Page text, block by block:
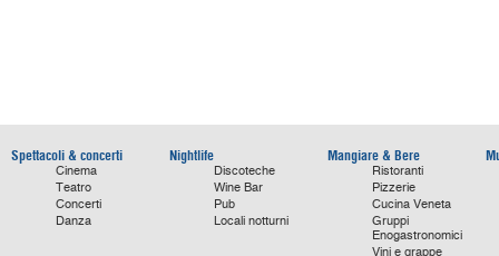
Spettacoli & concerti
Cinema
Teatro
Concerti
Danza
Nightlife
Discoteche
Wine Bar
Pub
Locali notturni
Mangiare & Bere
Ristoranti
Pizzerie
Cucina Veneta
Gruppi
Enogastronomici
Vini e grappe